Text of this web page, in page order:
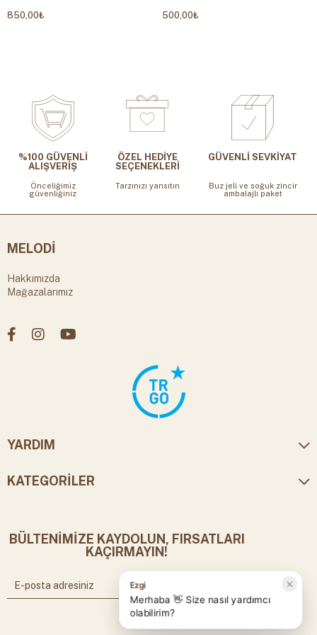
850,00₺ 500,00₺
%100 GÜVENLİ
ALIŞVERİŞ
Önceliğimiz
güvenliğiniz
ÖZEL HEDİYE
SEÇENEKLERİ
Tarzınızı yansıtın
GÜVENLİ SEVKİYAT
Buz jeli ve soğuk zincir
ambalajlı paket
MELODİ
Hakkımızda
Mağazalarımız
YARDIM
KATEGORİLER
BÜLTENİMİZE KAYDOLUN, FIRSATLARI
KAÇIRMAYIN!